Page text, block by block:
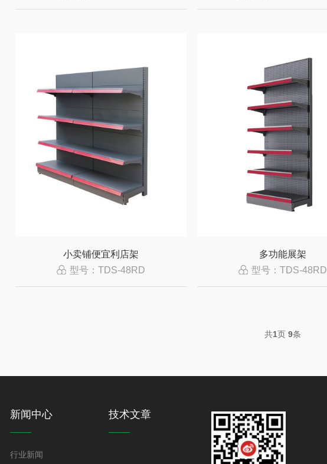
小卖铺便宜利店架
型号：TDS-48RD
多功能展架
型号：TDS-48RD
共1页 9条
新闻中心
行业新闻
技术文章